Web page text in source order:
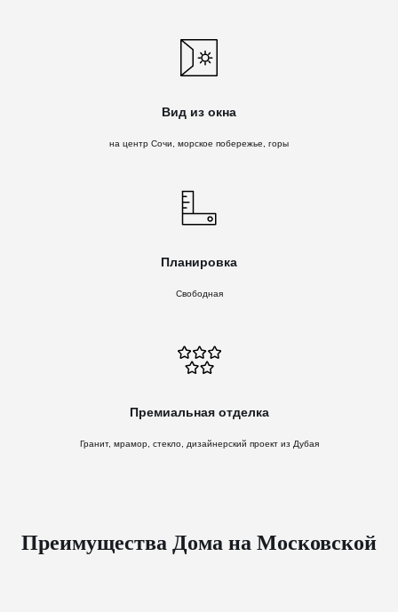
Вид из окна
на центр Сочи, морское побережье, горы
Планировка
Свободная
Премиальная отделка
Гранит, мрамор, стекло, дизайнерский проект из Дубая
Преимущества Дома на Московской